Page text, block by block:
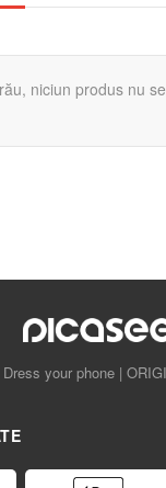
niciun produs nu
Dress your phone |